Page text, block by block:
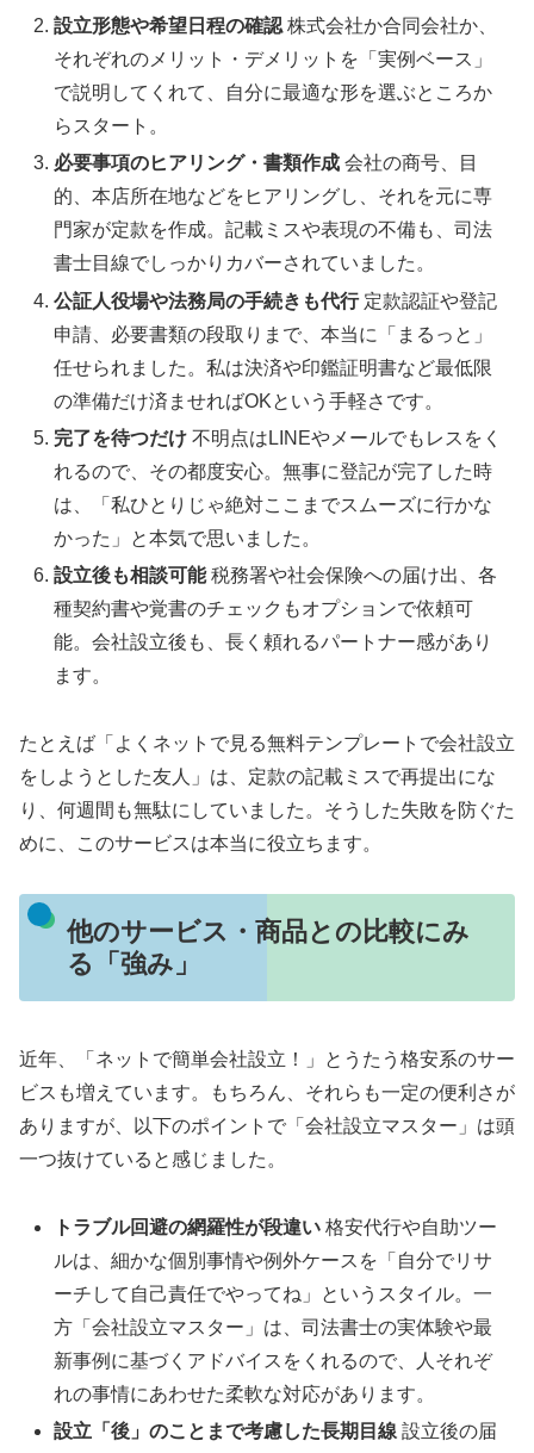
設立形態や希望日程の確認 株式会社か合同会社か、
それぞれのメリット・デメリットを「実例ベース」
で説明してくれて、自分に最適な形を選ぶところか
らスタート。
必要事項のヒアリング・書類作成 会社の商号、目
的、本店所在地などをヒアリングし、それを元に専
門家が定款を作成。記載ミスや表現の不備も、司法
書士目線でしっかりカバーされていました。
公証人役場や法務局の手続きも代行定款認証や登記
申請、必要書類の段取りまで、本当に「まるっと」
任せられました。私は決済や印鑑証明書など最低限
の準備だけ済ませればOKという手軽さです。
完了を待つだけ 不明点はLINEやメールでもレスをく
れるので、その都度安心。無事に登記が完了した時
は、「私ひとりじゃ絶対ここまでスムーズに行かな
かった」と本気で思いました。
設立後も相談可能税務署や社会保険への届け出、各
種契約書や覚書のチェックもオプションで依頼可
能。会社設立後も、長く頼れるパートナー感があり
ます。
たとえば「よくネットで見る無料テンプレートで会社設立
をしようとした友人」は、定款の記載ミスで再提出にな
り、何週間も無駄にしていました。そうした失敗を防ぐた
めに、このサービスは本当に役立ちます。
他のサービス・商品との比較にみ
る「強み」
近年、「ネットで簡単会社設立！」とうたう格安系のサー
ビスも増えています。もちろん、それらも一定の便利さが
ありますが、以下のポイントで「会社設立マスター」は頭
一つ抜けていると感じました。
トラブル回避の網羅性が段違い 格安代行や自助ツー
ルは、細かな個別事情や例外ケースを「自分でリサ
ーチして自己責任でやってね」というスタイル。一
方「会社設立マスター」は、司法書士の実体験や最
新事例に基づくアドバイスをくれるので、人それぞ
れの事情にあわせた柔軟な対応があります。
設立「後」のことまで考慮した長期目線 設立後の届